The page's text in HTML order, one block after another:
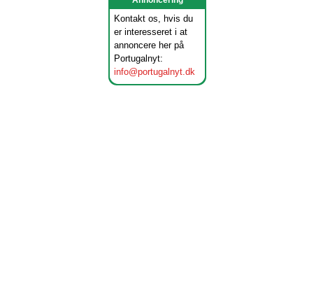
Kontakt os, hvis du
er interesseret i at
annoncere her på
Portugalnyt:
info@portugalnyt.dk